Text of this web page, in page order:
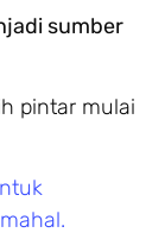
sumber
pintar mulai